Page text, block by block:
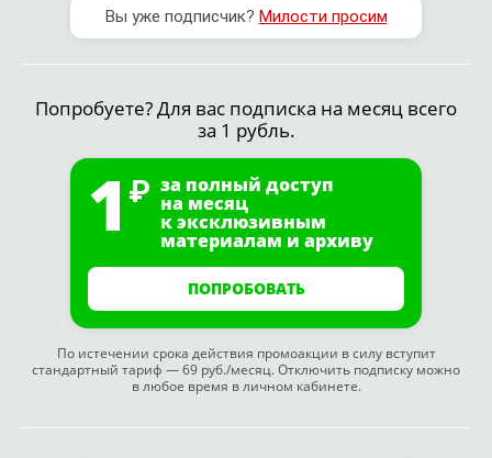
Вы уже подписчик? Милости просим
Попробуете? Для вас подписка на месяц всего
за 1 рубль.
1 за полный доступ
на месяц
к эксклюзивным
материалам и архиву
ПОПРОБОВАТЬ
По истечении срока действия промоакции в силу вступит
стандартный тариф — 69 руб./месяц. Отключить подписку можно
в любое время в личном кабинете.